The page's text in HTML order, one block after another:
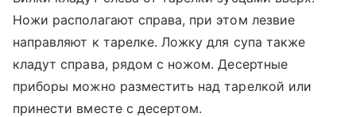
Ножи располагают справа, при этом лезвие
направляют к тарелке. Ложку для супа также
кладут справа, рядом с ножом. Десертные
приборы можно разместить над тарелкой или
принести вместе с десертом.